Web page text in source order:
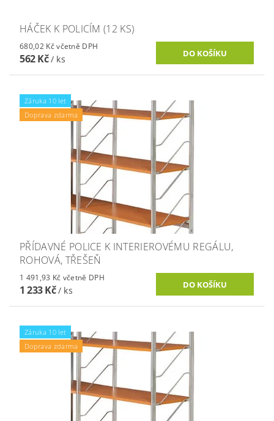
HÁČEK K POLICÍM (12 KS)
680,02 Kč včetně DPH
562 Kč/ ks
Záruka 10 let
Doprava zdarma
PŘÍDAVNÉ POLICE K INTERIEROVÉMU REGÁLU,
ROHOVÁ, TŘEŠEŇ
1 491,93 Kč včetně DPH
1 233 Kč/ ks
Záruka 10 let
Doprava zdarma